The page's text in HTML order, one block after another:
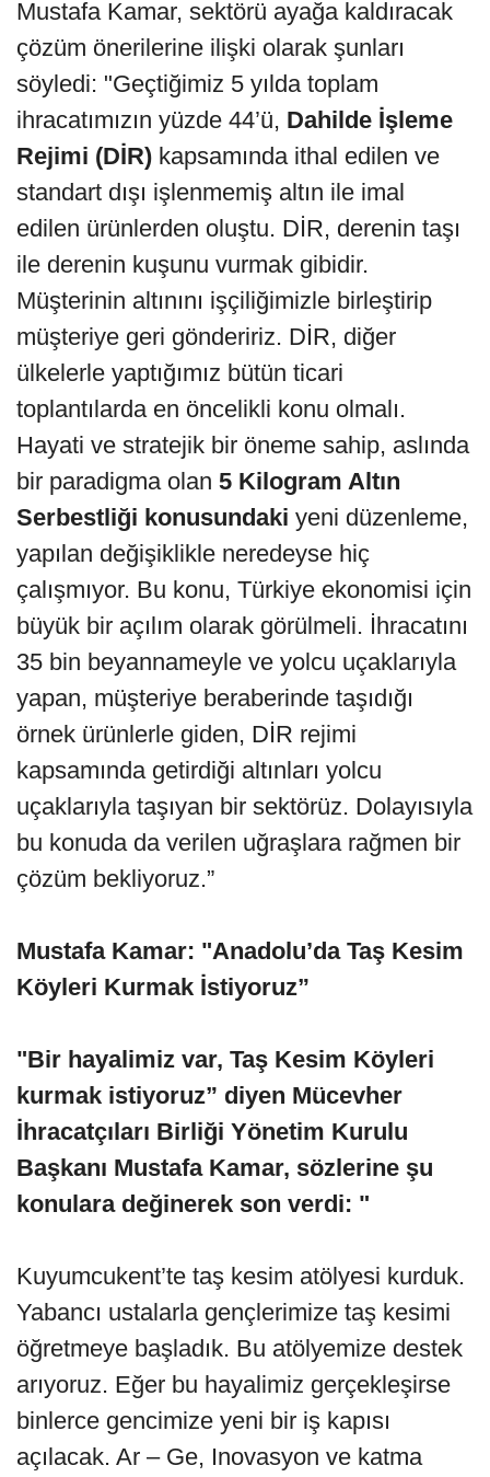
Mustafa Kamar, sektörü ayağa kaldıracak
çözüm önerilerine ilişki olarak şunları
söyledi: "Geçtiğimiz 5 yılda toplam
ihracatımızın yüzde 44’ü, Dahilde İşleme
Rejimi (DİR) kapsamında ithal edilen ve
standart dışı işlenmemiş altın ile imal
edilen ürünlerden oluştu. DİR, derenin taşı
ile derenin kuşunu vurmak gibidir.
Müşterinin altınını işçiliğimizle birleştirip
müşteriye geri göndeririz. DİR, diğer
ülkelerle yaptığımız bütün ticari
toplantılarda en öncelikli konu olmalı.
Hayati ve stratejik bir öneme sahip, aslında
bir paradigma olan 5 Kilogram Altın
Serbestliği konusundaki yeni düzenleme,
yapılan değişiklikle neredeyse hiç
çalışmıyor. Bu konu, Türkiye ekonomisi için
büyük bir açılım olarak görülmeli. İhracatını
35 bin beyannameyle ve yolcu uçaklarıyla
yapan, müşteriye beraberinde taşıdığı
örnek ürünlerle giden, DİR rejimi
kapsamında getirdiği altınları yolcu
uçaklarıyla taşıyan bir sektörüz. Dolayısıyla
bu konuda da verilen uğraşlara rağmen bir
çözüm bekliyoruz.”
Mustafa Kamar: "Anadolu’da Taş Kesim
Köyleri Kurmak İstiyoruz”
"Bir hayalimiz var, Taş Kesim Köyleri
kurmak istiyoruz” diyen Mücevher
İhracatçıları Birliği Yönetim Kurulu
Başkanı Mustafa Kamar, sözlerine şu
konulara değinerek son verdi: "
Kuyumcukent’te taş kesim atölyesi kurduk.
Yabancı ustalarla gençlerimize taş kesimi
öğretmeye başladık. Bu atölyemize destek
arıyoruz. Eğer bu hayalimiz gerçekleşirse
binlerce gencimize yeni bir iş kapısı
açılacak. Ar – Ge, Inovasyon ve katma